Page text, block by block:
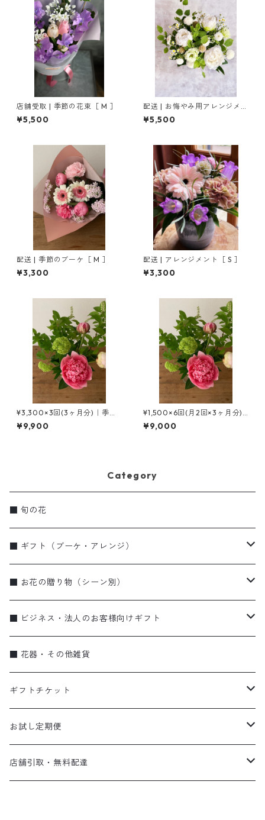
店舗受取 | 季節の花束［ M ］
¥5,500
配送 | お悔やみ用アレンジメン
ト［ M ］
¥5,500
配送 | 季節のブーケ［ M ］
¥3,300
配送 | アレンジメント［ S ］
¥3,300
¥3,300×3回(3ヶ月分)｜季節
の花の定期便［S ］
¥9,900
¥1,500×6回(月2回×3ヶ月分)
｜季節の花の定期便［SS ］
¥9,000
Category
■ 旬の花
■ ギフト（ブーケ・アレンジ）
ブーケ・花束
アレンジメント
季節のギフト（リース・しめ縄）
蘭
■ お花の贈り物（シーン別）
お誕生日
お祝い・特別な日に
弔事
ビジネス
■ ビジネス・法人のお客様向けギフト
蘭
ブーケ・花束
アレンジメント
スタンド花
■ 花器・その他雑貨
ギフトチケット
flower vase〈花器〉
gift ticket〈ギフトチケット〉
お試し定期便
お試し便
店舗引取・無料配達